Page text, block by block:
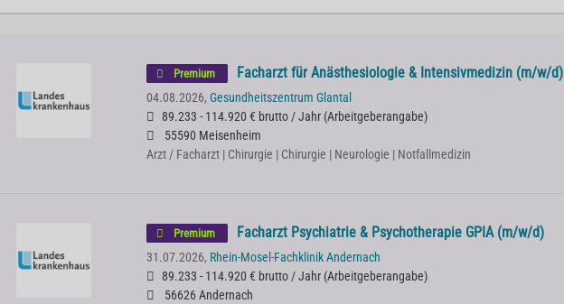
Premium Facharzt für Anästhesiologie & Intensivmedizin (m/w/d)
04.08.2026, Gesundheitszentrum Glantal
89.233 - 114.920 € brutto / Jahr (Arbeitgeberangabe)
55590 Meisenheim
Arzt / Facharzt | Chirurgie | Chirurgie | Neurologie | Notfallmedizin
Premium Facharzt Psychiatrie & Psychotherapie GPIA (m/w/d)
31.07.2026, Rhein-Mosel-Fachklinik Andernach
89.233 - 114.920 € brutto / Jahr (Arbeitgeberangabe)
56626 Andernach